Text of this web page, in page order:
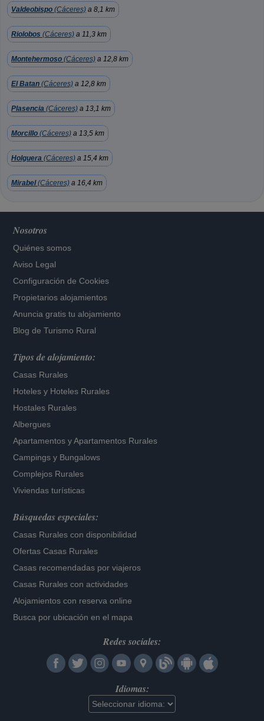
Valdeobispo (Cáceres) a 8,1 km
Riolobos (Cáceres) a 11,3 km
Montehermoso (Cáceres) a 12,8 km
El Batan (Cáceres) a 12,8 km
Plasencia (Cáceres) a 13,1 km
Morcillo (Cáceres) a 13,5 km
Holguera (Cáceres) a 15,4 km
Mirabel(Cáceres) a 16,4 km
Nosotros
Quiénes somos
Aviso Legal
Configuración de Cookies
Propietarios alojamientos
Anuncia gratis tu alojamiento
Blog de Turismo Rural
Tipos de alojamiento:
Casas Rurales
Hoteles y Hoteles Rurales
Hostales Rurales
Albergues
Apartamentos yApartamentos Rurales
Campings y Bungalows
Complejos Rurales
Viviendas turísticas
Búsquedas especiales:
Casas Rurales con disponibilidad
Ofertas Casas Rurales
Casas recomendadas por viajeros
Casas Rurales con actividades
Alojamientos con reserva online
Busca por ubicación en el mapa
Redes sociales:
Idiomas: